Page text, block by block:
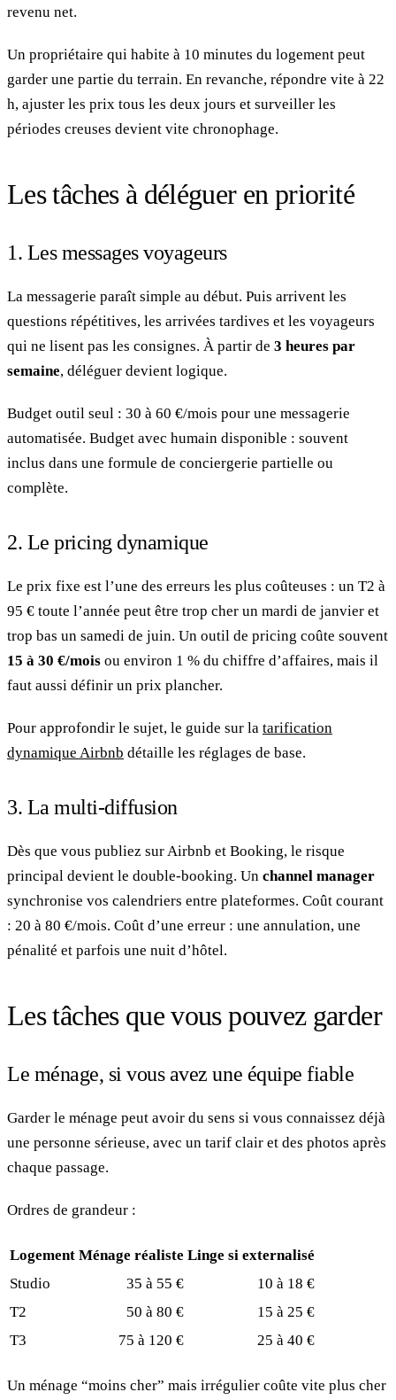
revenu net.
Un propriétaire qui habite à 10 minutes du logement peut
garder une partie du terrain. En revanche, répondre vite à 22
h, ajuster les prix tous les deux jours et surveiller les
périodes creuses devient vite chronophage.
Les tâches à déléguer en priorité
1. Les messages voyageurs
La messagerie paraît simple au début. Puis arrivent les
questions répétitives, les arrivées tardives et les voyageurs
qui ne lisent pas les consignes. À partir de 3 heures par
semaine, déléguer devient logique.
Budget outil seul : 30 à 60 €/mois pour une messagerie
automatisée. Budget avec humain disponible : souvent
inclus dans une formule de conciergerie partielle ou
complète.
2. Le pricing dynamique
Le prix fixe est l’une des erreurs les plus coûteuses : un T2 à
95 € toute l’année peut être trop cher un mardi de janvier et
trop bas un samedi de juin. Un outil de pricing coûte souvent
15 à 30 €/mois ou environ 1 % du chiffre d’affaires, mais il
faut aussi définir un prix plancher.
Pour approfondir le sujet, le guide sur la tarification
dynamique Airbnb détaille les réglages de base.
3. La multi-diffusion
Dès que vous publiez sur Airbnb et Booking, le risque
principal devient le double-booking. Un channel manager
synchronise vos calendriers entre plateformes. Coût courant
: 20 à 80 €/mois. Coût d’une erreur : une annulation, une
pénalité et parfois une nuit d’hôtel.
Les tâches que vous pouvez garder
Le ménage, si vous avez une équipe fiable
Garder le ménage peut avoir du sens si vous connaissez déjà
une personne sérieuse, avec un tarif clair et des photos après
chaque passage.
Ordres de grandeur :
Logement Ménage réaliste Linge si externalisé
Studio
35 à 55 €
10 à 18 €
T2
50 à 80 €
15 à 25 €
T3
75 à 120 € 25 à 40 €
Un ménage “moins cher” mais irrégulier coûte vite plus cher